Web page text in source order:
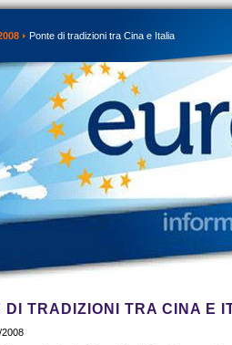
Ponte di tradizioni tra Cina e Italia
DI TRADIZIONI TRA CINA E
2008